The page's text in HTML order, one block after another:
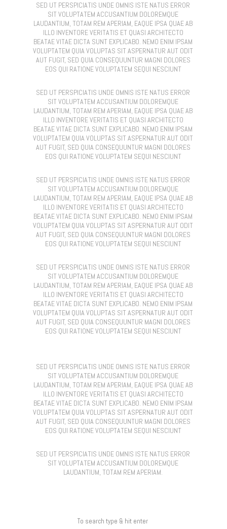
SED UT PERSPICIATIS UNDE OMNIS ISTE NATUS ERROR
SIT VOLUPTATEM ACCUSANTIUM DOLOREMQUE
LAUDANTIUM, TOTAM REM APERIAM, EAQUE IPSA QUAE AB
ILLO INVENTORE VERITATIS ET QUASI ARCHITECTO
BEATAE VITAE DICTA SUNT EXPLICABO. NEMO ENIM IPSAM
VOLUPTATEM QUIA VOLUPTAS SIT ASPERNATUR AUT ODIT
AUT FUGIT, SED QUIA CONSEQUUNTUR MAGNI DOLORES
EOS QUI RATIONE VOLUPTATEM SEQUI NESCIUNT
SED UT PERSPICIATIS UNDE OMNIS ISTE NATUS ERROR
SIT VOLUPTATEM ACCUSANTIUM DOLOREMQUE
LAUDANTIUM, TOTAM REM APERIAM, EAQUE IPSA QUAE AB
ILLO INVENTORE VERITATIS ET QUASI ARCHITECTO
BEATAE VITAE DICTA SUNT EXPLICABO. NEMO ENIM IPSAM
VOLUPTATEM QUIA VOLUPTAS SIT ASPERNATUR AUT ODIT
AUT FUGIT, SED QUIA CONSEQUUNTUR MAGNI DOLORES
EOS QUI RATIONE VOLUPTATEM SEQUI NESCIUNT
SED UT PERSPICIATIS UNDE OMNIS ISTE NATUS ERROR
SIT VOLUPTATEM ACCUSANTIUM DOLOREMQUE
LAUDANTIUM, TOTAM REM APERIAM, EAQUE IPSA QUAE AB
ILLO INVENTORE VERITATIS ET QUASI ARCHITECTO
BEATAE VITAE DICTA SUNT EXPLICABO. NEMO ENIM IPSAM
VOLUPTATEM QUIA VOLUPTAS SIT ASPERNATUR AUT ODIT
AUT FUGIT, SED QUIA CONSEQUUNTUR MAGNI DOLORES
EOS QUI RATIONE VOLUPTATEM SEQUI NESCIUNT
SED UT PERSPICIATIS UNDE OMNIS ISTE NATUS ERROR
SIT VOLUPTATEM ACCUSANTIUM DOLOREMQUE
LAUDANTIUM, TOTAM REM APERIAM, EAQUE IPSA QUAE AB
ILLO INVENTORE VERITATIS ET QUASI ARCHITECTO
BEATAE VITAE DICTA SUNT EXPLICABO. NEMO ENIM IPSAM
VOLUPTATEM QUIA VOLUPTAS SIT ASPERNATUR AUT ODIT
AUT FUGIT, SED QUIA CONSEQUUNTUR MAGNI DOLORES
EOS QUI RATIONE VOLUPTATEM SEQUI NESCIUNT
SED UT PERSPICIATIS UNDE OMNIS ISTE NATUS ERROR
SIT VOLUPTATEM ACCUSANTIUM DOLOREMQUE
LAUDANTIUM, TOTAM REM APERIAM, EAQUE IPSA QUAE AB
ILLO INVENTORE VERITATIS ET QUASI ARCHITECTO
BEATAE VITAE DICTA SUNT EXPLICABO. NEMO ENIM IPSAM
VOLUPTATEM QUIA VOLUPTAS SIT ASPERNATUR AUT ODIT
AUT FUGIT, SED QUIA CONSEQUUNTUR MAGNI DOLORES
EOS QUI RATIONE VOLUPTATEM SEQUI NESCIUNT
SED UT PERSPICIATIS UNDE OMNIS ISTE NATUS ERROR
SIT VOLUPTATEM ACCUSANTIUM DOLOREMQUE
LAUDANTIUM, TOTAM REM APERIAM.